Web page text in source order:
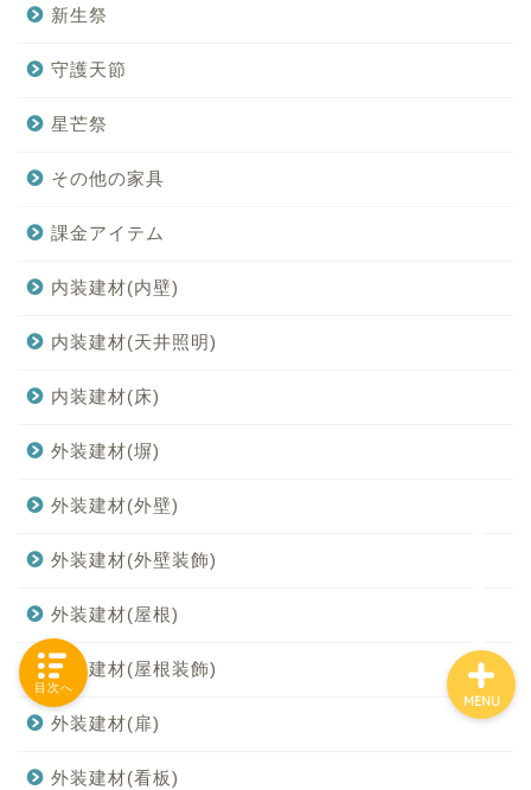
新生祭
守護天節
星芒祭
その他の家具
課金アイテム
内装建材(内壁)
内装建材(天井照明)
内装建材(床)
外装建材(塀)
外装建材(外壁)
外装建材(外壁装飾)
外装建材(屋根)
外装建材(屋根装飾)
外装建材(扉)
外装建材(看板)
MENU
目次へ